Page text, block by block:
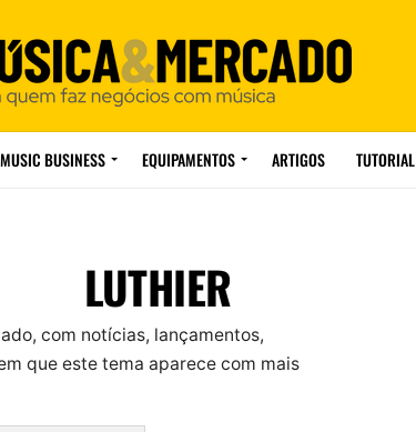
MUSIC BUSINESS EQUIPAMENTOS ARTIGOS TUTORIAL
LUTHIER
com notícias, lançamentos,
que este tema aparece com mais